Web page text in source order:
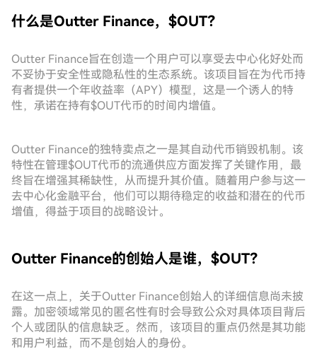
什么是Outter Finance，$OUT？
Outter Finance旨在创造一个用户可以享受去中心化好处而
不妥协于安全性或隐私性的生态系统。该项目旨在为代币持
有者提供一个年收益率（APY）模型，这是一个诱人的特
性，承诺在持有$OUT代币的时间内增值。
Outter Finance的独特卖点之一是其自动代币销毁机制。该
特性在管理$OUT代币的流通供应方面发挥了关键作用，最
终旨在增强其稀缺性，从而提升其价值。随着用户参与这一
去中心化金融平台，他们可以期待稳定的收益和潜在的代币
增值，得益于项目的战略设计。
Outter Finance的创始人是谁，$OUT？
在这一点上，关于Outter Finance创始人的详细信息尚未披
露。加密领域常见的匿名性有时会导致公众对具体项目背后
个人或团队的信息缺乏。然而，该项目的重点仍然是其功能
和用户利益，而不是创始人的身份。